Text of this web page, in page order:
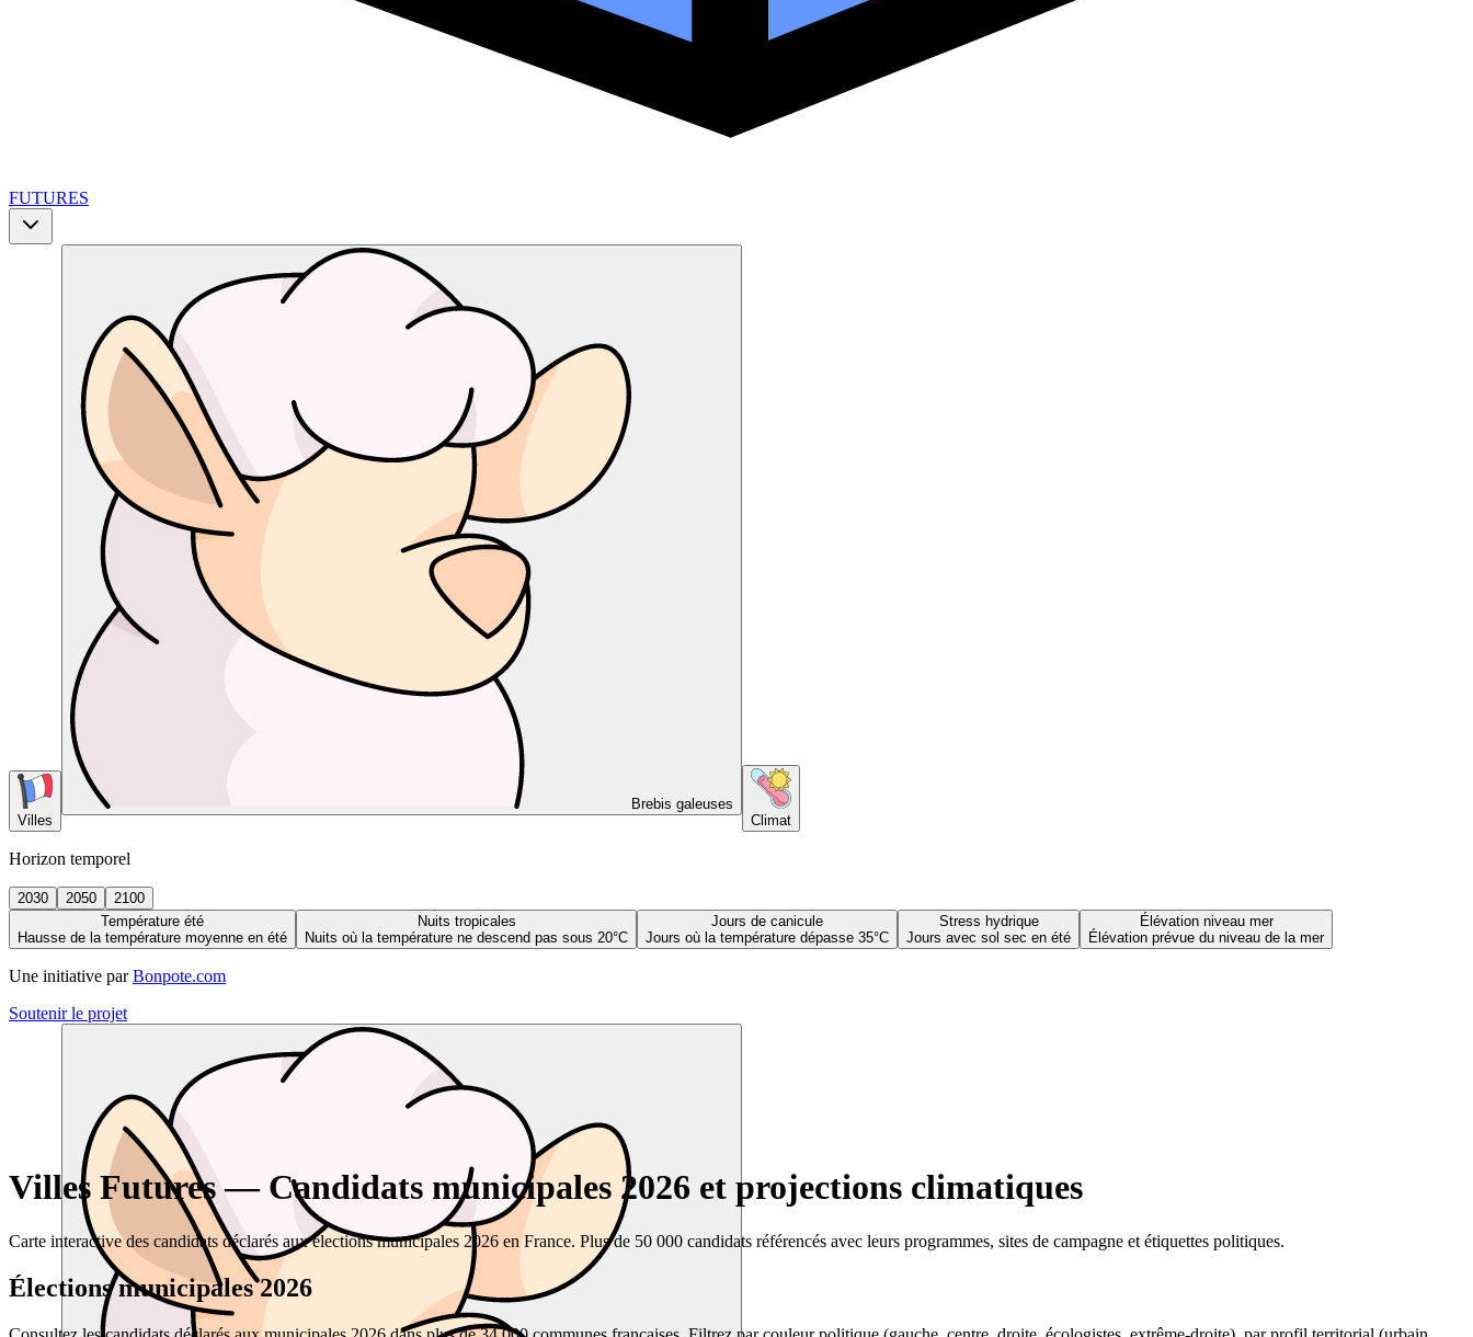
FUTURES
Villes
Brebis galeuses
Climat
Horizon temporel
2030 2050
2100
Température été
Hausse de la température moyenne en été
Nuits tropicales
Nuits où la température ne descend pas sous 20°C
Jours de canicule
Jours où la température dépasse 35°C
Stress hydrique
Jours avec sol sec en été
Élévation niveau mer
Élévation prévue du niveau de la mer
Une initiative par Bonpote.com
Soutenir le projet
Villes Futures — Candidats municipales 2026 et projections climatiques
Carte interactive des candidats déclarés aux élections municipales 2026 en France. Plus de 50 000 candidats référencés avec leurs programmes, sites de campagne et étiquettes politiques.
Élections municipales 2026